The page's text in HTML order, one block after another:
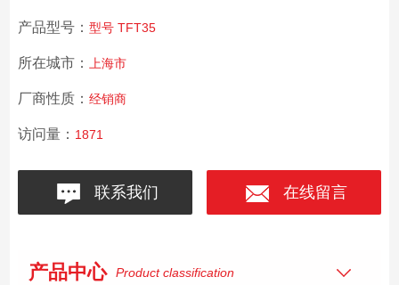
产品型号： 型号 TFT35
所在城市： 上海市
厂商性质： 经销商
访问量： 1871
联系我们 在线留言
产品中心 Product classification